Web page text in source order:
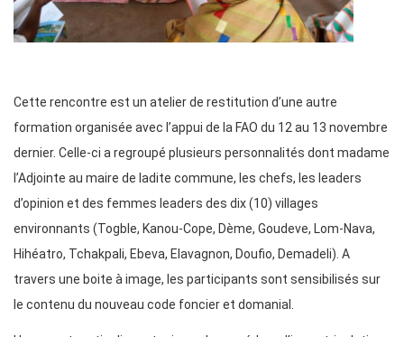
Cette rencontre est un atelier de restitution d’une autre
formation organisée avec l’appui de la FAO du 12 au 13 novembre
dernier. Celle-ci a regroupé plusieurs personnalités dont madame
l’Adjointe au maire de ladite commune, les chefs, les leaders
d’opinion et des femmes leaders des dix (10) villages
environnants (Togble, Kanou-Cope, Dème, Goudeve, Lom-Nava,
Hihéatro, Tchakpali, Ebeva, Elavagnon, Doufio, Demadeli). A
travers une boite à image, les participants sont sensibilisés sur
le contenu du nouveau code foncier et domanial.